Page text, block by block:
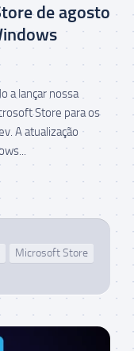
de agosto
a lançar nossa
Store para os
A atualização
Microsoft Store